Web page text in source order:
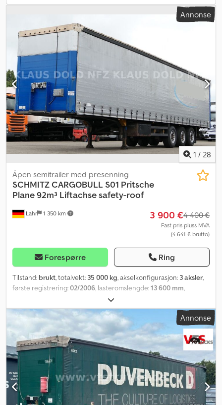
Annonse
1 / 28
Lahr 1 350 km
Åpen semitrailer med presenning
SCHMITZ CARGOBULL S01 Pritsche
Plane 92m³ Liftachse safety-roof
3 900 €4 400 €
Fast pris pluss MVA
(4 641 € brutto)
Forespørre Ring
Tilstand: brukt, totalvekt: 35 000 kg, akselkonfigurasjon: 3 aksler,
første registrering:02/2006 , lasteromslengde:13 600 mm
, lasteromshøyde:
lasteromsvolum:92 m³, Utstyr:ABS,
Annonse